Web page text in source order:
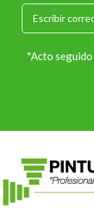
*Acto seguido